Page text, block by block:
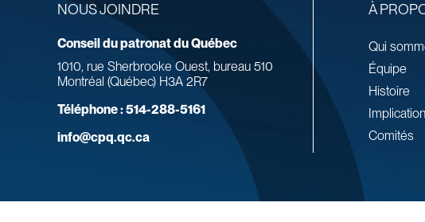
NOUS JOINDRE
Conseil du patronat du Québec
1010, rue Sherbrooke Ouest, bureau 510
Montréal (Québec) H3A 2R7
Téléphone :514-288-5161
info@cpq.qc.ca
À
Qui
Équipe
Histoire
Comités